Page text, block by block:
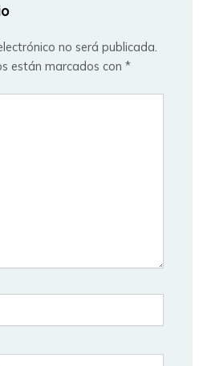
no será publicada.
están marcados con*